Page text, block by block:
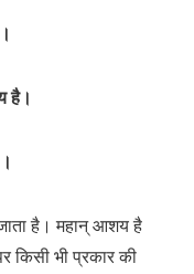
है।
है। महान् आशय है
किसी भी प्रकार की